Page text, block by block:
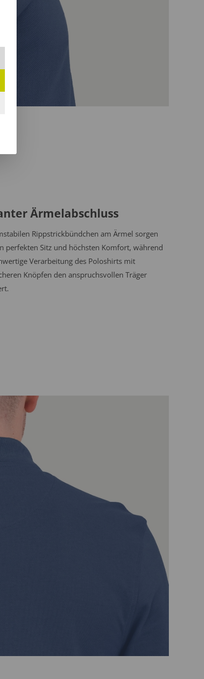
Ärmelabschluss
Rippstrickbündchen am Ärmel sorgen
perfekten Sitz und höchsten Komfort, während
Verarbeitung des Poloshirts mit
Knöpfen den anspruchsvollen Träger
kann. Die erste Service-Gruppe ist essenziell und kann